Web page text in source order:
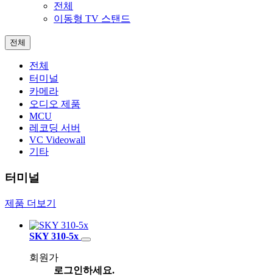
전체
이동형 TV 스탠드
전체
전체
터미널
카메라
오디오 제품
MCU
레코딩 서버
VC Videowall
기타
터미널
제품 더보기
SKY 310-5x
회원가
로그인하세요.